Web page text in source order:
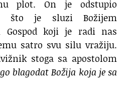
plot. On je odstupio
što je sluzi Božijem
Gospod koji je radi nas
satro svu silu vražiju.
stoga sa apostolom
blagodat Božija koja je sa